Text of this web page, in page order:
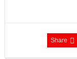
ادامه
Share